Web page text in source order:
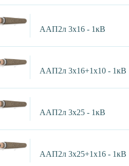
ААП2л 3х16 - 1кВ
ААП2л 3х16+1х10 - 1кВ
ААП2л 3х25 - 1кВ
ААП2л 3х25+1х16 - 1кВ